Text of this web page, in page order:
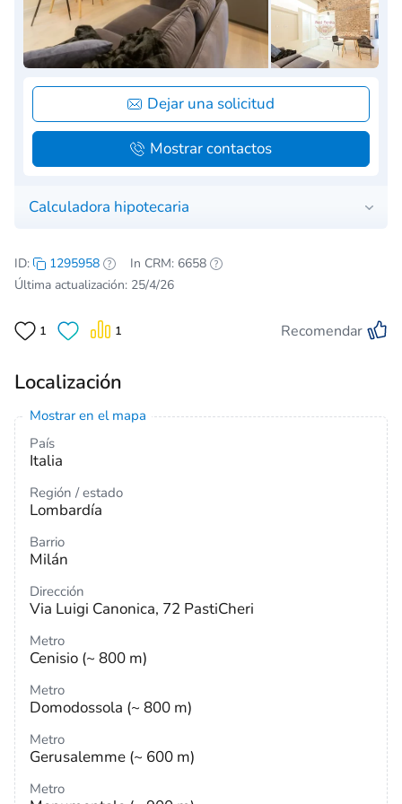
Calculadora hipotecaria
Dejar una solicitud
Mostrar contactos
ID: 1295958
In CRM: 6658
Última actualización: 25/4/26
1 1 Recomendar
Localización
Mostrar en el mapa
País
Italia
Región / estado
Lombardía
Barrio
Milán
Dirección
Via Luigi Canonica, 72 PastiCheri
Metro
Cenisio (~ 800 m)
Metro
Domodossola (~ 800 m)
Metro
Gerusalemme (~ 600 m)
Metro